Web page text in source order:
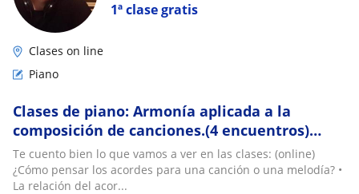
1ª clase gratis
Clases on line
Piano
Clases de piano: Armonía aplicada a la
composición de canciones.(4 encuentros)
Profesor en Educación Musical egresado de la
universidad nacional de Rosario (UNR)
Te cuento bien lo que vamos a ver en las clases: (online)
¿Cómo pensar los acordes para una canción o una melodía? •
La relación del acor...